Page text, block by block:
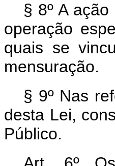
§ 8º A
operação
quais se
mensuração.
§ 9º Nas
desta Lei,
Público.